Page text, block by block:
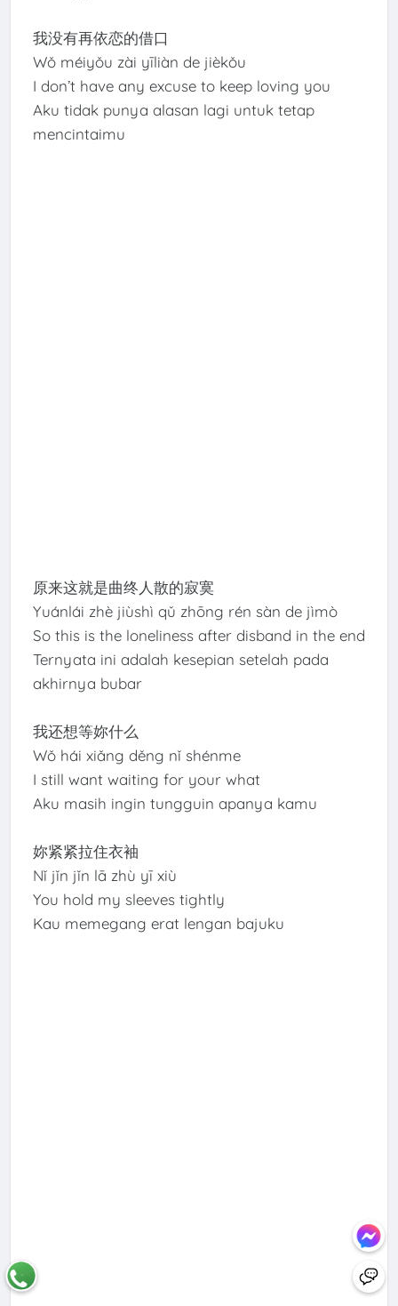
我没有再依恋的借口
Wǒ méiyǒu zài yīliàn de jièkǒu
I don’t have any excuse to keep loving you
Aku tidak punya alasan lagi untuk tetap
mencintaimu
原来这就是曲终人散的寂寞
Yuánlái zhè jiùshì qǔ zhōng rén sàn de jìmò
So this is the loneliness after disband in the end
Ternyata ini adalah kesepian setelah pada
akhirnya bubar
我还想等妳什么
Wǒ hái xiǎng děng nǐ shénme
I still want waiting for your what
Aku masih ingin tungguin apanya kamu
妳紧紧拉住衣袖
Nǐ jǐn jǐn lā zhù yī xiù
You hold my sleeves tightly
Kau memegang erat lengan bajuku